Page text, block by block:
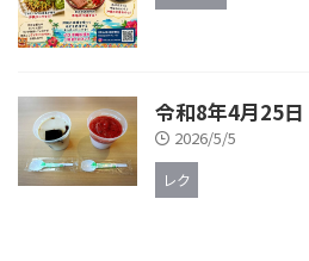
令和8年4月25
2026/5/5
レク